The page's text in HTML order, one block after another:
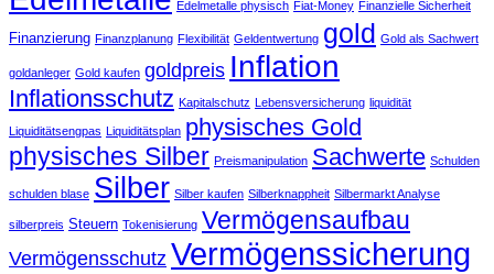
Edelmetalle physisch Fiat-Money Finanzielle Sicherheit
Finanzierung Finanzplanung Flexibilität Geldentwertung gold Gold als Sachwert
goldanleger Gold kaufen goldpreis Inflation
Inflationsschutz Kapitalschutz Lebensversicherung liquidität
Liquiditätsengpas Liquiditätsplan physisches Gold
physisches Silber Preismanipulation Sachwerte Schulden
schulden blase Silber Silber kaufen Silberknappheit Silbermarkt Analyse
silberpreis Steuern Tokenisierung Vermögensaufbau
VermögensschutzVermögenssicherung